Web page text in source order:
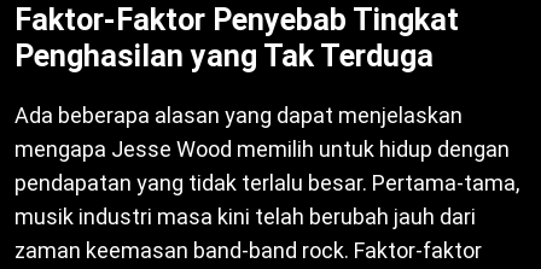
Faktor-Faktor Penyebab Tingkat
Penghasilan yang Tak Terduga
Ada beberapa alasan yang dapat menjelaskan
mengapa Jesse Wood memilih untuk hidup dengan
pendapatan yang tidak terlalu besar. Pertama-tama,
musik industri masa kini telah berubah jauh dari
zaman keemasan band-band rock. Faktor-faktor